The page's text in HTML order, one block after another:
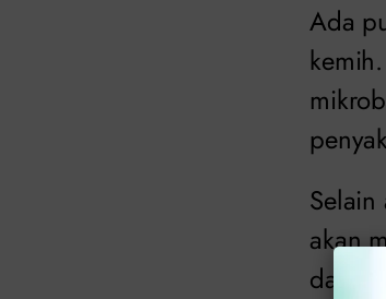
Ada
akan
dapat